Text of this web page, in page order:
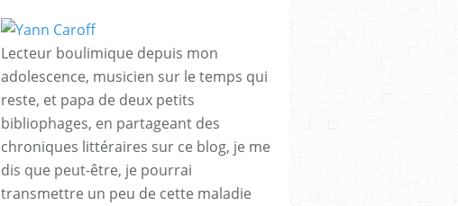
Lecteur boulimique depuis mon
adolescence, musicien sur le temps qui
reste, et papa de deux petits
bibliophages, en partageant des
chroniques littéraires sur ce blog, je me
dis que peut-être, je pourrai
transmettre un peu de cette maladie